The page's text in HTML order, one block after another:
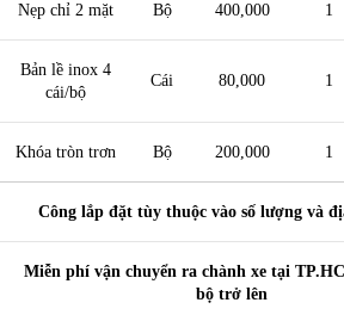
Nẹp chỉ 2 mặt Bộ 400,000 1
Bản lề inox 4
cái/bộ
Cái 80,000 1
Khóa tròn trơn Bộ 200,000 1
Công lắp đặt tùy thuộc vào số lượng và
Miễn phí vận chuyển ra chành xe tại
bộ trở lên